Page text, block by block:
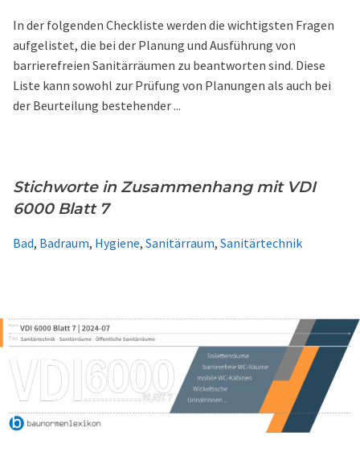
In der folgenden Checkliste werden die wichtigsten Fragen
aufgelistet, die bei der Planung und Ausführung von
barrierefreien Sanitärräumen zu beantworten sind. Diese
Liste kann sowohl zur Prüfung von Planungen als auch bei
der Beurteilung bestehender ...
Stichworte in Zusammenhang mit VDI
6000 Blatt 7
Bad, Badraum, Hygiene, Sanitärraum, Sanitärtechnik